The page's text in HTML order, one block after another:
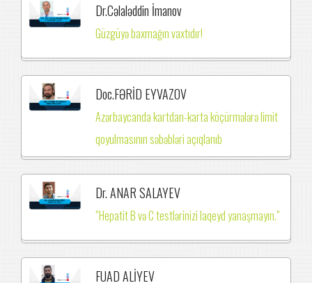
Dr.Cəlaləddin İmanov
Güzgüyə baxmağın vaxtıdır!
Doc.FƏRİD EYVAZOV
Azərbaycanda kartdan-karta köçürmələrə limit
qoyulmasının səbəbləri açıqlanıb
Dr. ANAR SALAYEV
”Hepatit B və C testlərinizi laqeyd yanaşmayın.”
FUAD ALİYEV